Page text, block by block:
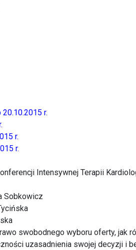
r.
r.
r.
Intensywnej Terapii
Sobkowicz
swobodnego wyboru oferty, jak
uzasadnienia swojej decyzji i